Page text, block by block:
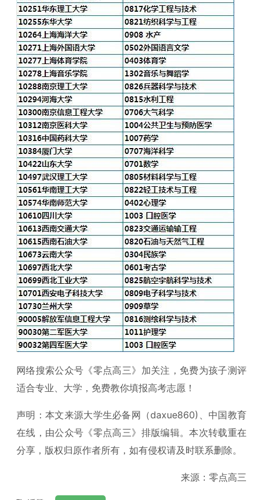
网络搜索公众号《零点高三》加关注，免费为孩子测评
适合专业、大学，免费教你填报高考志愿！
声明：本文来源大学生必备网（daxue860)、中国教育
在线，由公众号《零点高三》排版编辑。本次转载重在
分享，版权归原作者所有，如有侵权请及时联系删除。
来源：零点高三